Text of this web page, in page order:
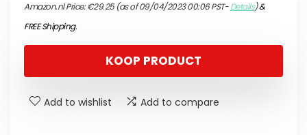
Amazon.nl Price:€29.25(as of 09/04/2023 00:06 PST-Details)&
FREE Shipping.
KOOP PRODUCT
Add to wishlist Add to compare